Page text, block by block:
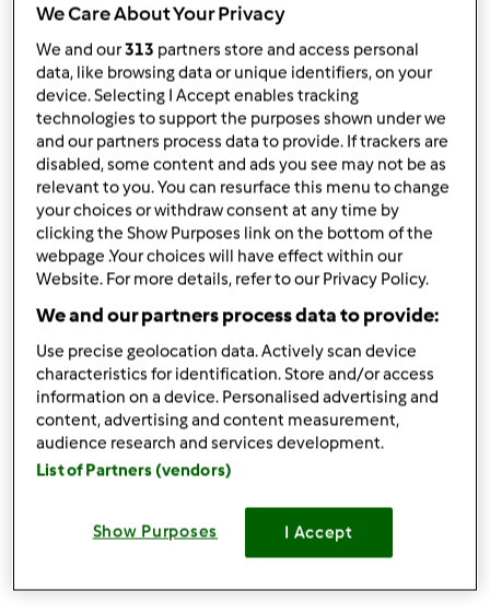
Góra strony
Zaloguj lub zarejestruj sięaby dodawać
komentarze
JulitkaKorobejko
czw., 02/13/2020 - 10:02
We Care About Your Privacy
We and our313 partners store and access personal
data, like browsing data or unique identifiers, on your
device. Selecting I Accept enables tracking
technologies to support the purposes shown under we
and our partners process data to provide. If trackers are
disabled, some content and ads you see may not be as
relevant to you. You can resurface this menu to change
your choices or withdraw consent at any time by
clicking the Show Purposes link on the bottom of the
webpage .Your choices will have effect within our
Website. For more details, refer to our Privacy Policy.
We and our partners process data to provide:
Use precise geolocation data. Actively scan device
characteristics for identification. Store and/or access
information on a device. Personalised advertising and
content, advertising and content measurement,
audience research and services development.
List of Partners (vendors)
Show Purposes I Accept